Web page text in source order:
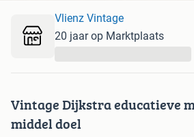
Vintage Dijkstra educatieve
middel doel
Vlienz Vintage
20 jaar op Marktplaats